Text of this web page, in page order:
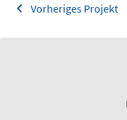
Vorheriges Projekt